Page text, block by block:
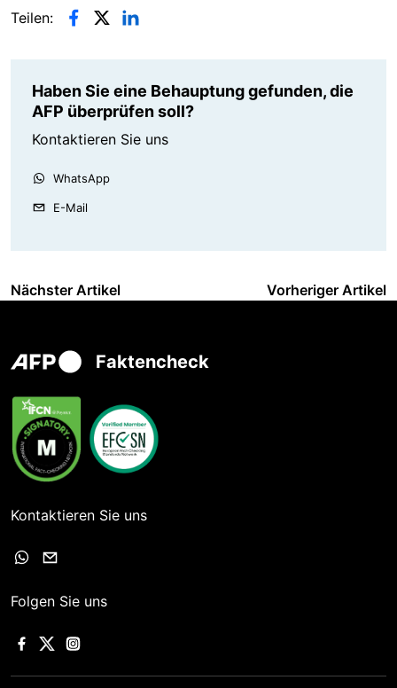
Teilen:
Haben Sie eine Behauptung gefunden, die
AFP überprüfen soll?
Kontaktieren Sie uns
WhatsApp
E-Mail
Nächster Artikel Vorheriger Artikel
Faktencheck
Kontaktieren Sie uns
Folgen Sie uns